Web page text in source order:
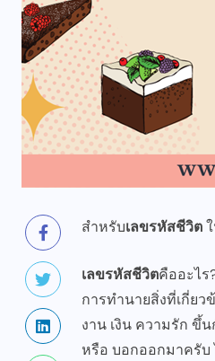
สำหรับเลขรหัสชีวิต
เลขรหัสชีวิตคืออะไร
การทำนายสิ่งที่เกี่ยว
งาน เงิน ความรัก ขึ้
หรือ บอกออกมาครับ